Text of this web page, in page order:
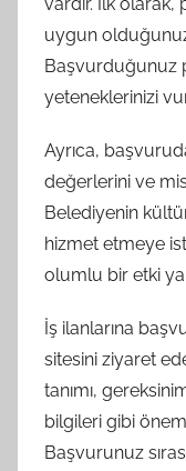
uygun
Başvurduğunuz
yeteneklerinizi
Ayrıca,
değerlerini ve
Belediyenin
hizmet etmeye
olumlu bir etki
İş ilanlarına
sitesini ziyaret
tanımı,
bilgileri gibi
Başvurunuz